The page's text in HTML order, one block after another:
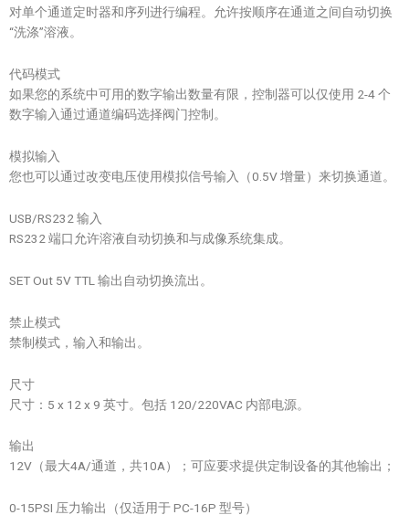
对单个通道定时器和序列进行编程。允许按顺序在通道之间自动切换
“洗涤”溶液。
代码模式
如果您的系统中可用的数字输出数量有限，控制器可以仅使用 2-4 个
数字输入通过通道编码选择阀门控制。
模拟输入
您也可以通过改变电压使用模拟信号输入（0.5V 增量）来切换通道。
USB/RS232 输入
RS232 端口允许溶液自动切换和与成像系统集成。
SET Out 5V TTL 输出自动切换流出。
禁止模式
禁制模式，输入和输出。
尺寸
尺寸：5 x 12 x 9 英寸。包括 120/220VAC 内部电源。
输出
12V（最大4A/通道，共10A）；可应要求提供定制设备的其他输出；
0-15PSI 压力输出（仅适用于 PC-16P 型号）